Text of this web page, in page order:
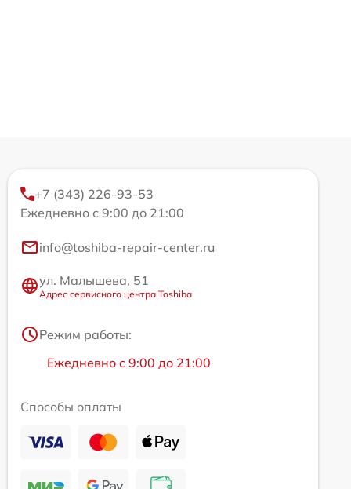
+7 (343) 226-93-53
Ежедневно с 9:00 до 21:00
info@toshiba-repair-center.ru
ул. Малышева, 51
Адрес сервисного центра Toshiba
Режим работы:
Ежедневно с 9:00 до 21:00
Способы оплаты